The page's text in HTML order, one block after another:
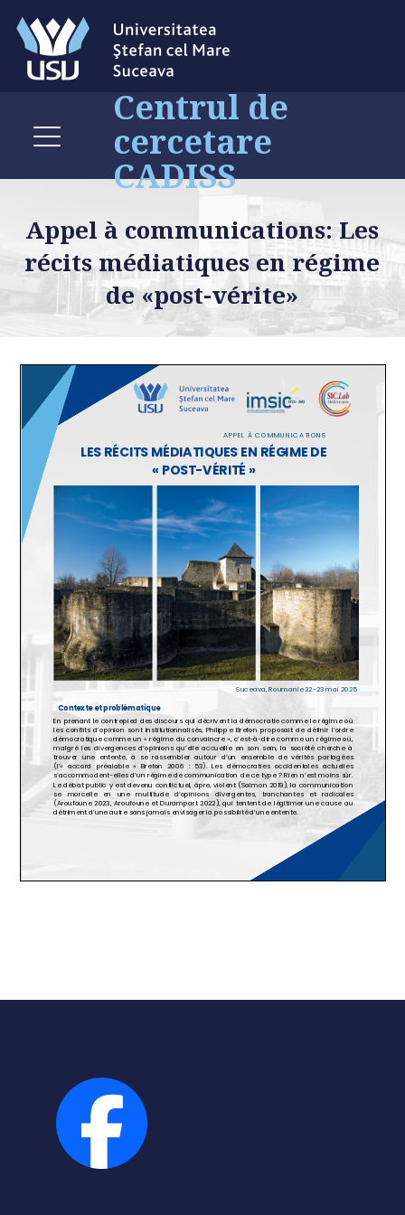
Centrul de
cercetare
CADISS
Appel à communications: Les
récits médiatiques en régime
de «post-vérite»